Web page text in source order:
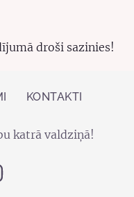
droši sazinies!
KONTAKTI
katrā valdziņā!